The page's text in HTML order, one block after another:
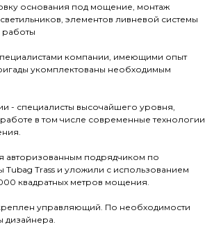
основания под мощение, монтаж
элементов ливневой системы
компании, имеющими опыт
укомплектованы необходимым
- специалисты высочайшего уровня,
в том числе современные технологии
авторизованным подрядчиком по
Tubag Trass и уложили с использованием
квадратных метров мощения.
управляющий. По необходимости
дизайнера.
ИНН 501602422407
на сайте, не является
2026. ИП Ильинский В.В.
материалов